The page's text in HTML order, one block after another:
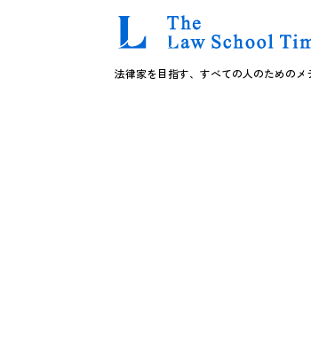
法律家を目指す、すべての人のためのメ